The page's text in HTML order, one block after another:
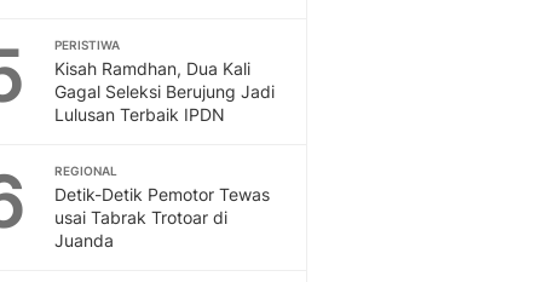
PERISTIWA
Kisah Ramdhan, Dua Kali
Gagal Seleksi Berujung Jadi
Lulusan Terbaik IPDN
REGIONAL
Detik-Detik Pemotor Tewas
usai Tabrak Trotoar di
Juanda